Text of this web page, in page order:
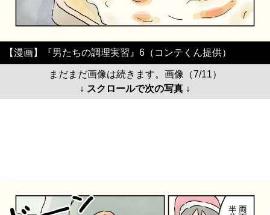
【漫画】『男たちの調理実習』6（コンテくん提供）
まだまだ画像は続きます。画像（7/11）
↓ スクロールで次の写真 ↓